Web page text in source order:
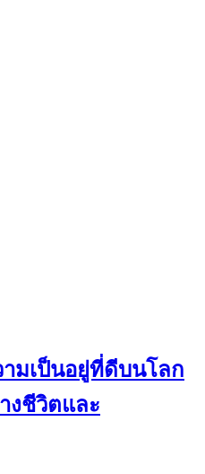
ามเป็นอยู่ที่ดีบนโลก
งชีวิตและ